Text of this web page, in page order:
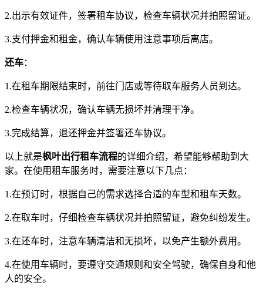
2.出示有效证件，签署租车协议，检查车辆状况并拍照留证。
3.支付押金和租金，确认车辆使用注意事项后离店。
还车：
1.在租车期限结束时，前往门店或等待取车服务人员到达。
2.检查车辆状况，确认车辆无损坏并清理干净。
3.完成结算，退还押金并签署还车协议。
以上就是枫叶出行租车流程的详细介绍，希望能够帮助到大
家。在使用租车服务时，需要注意以下几点：
1.在预订时，根据自己的需求选择合适的车型和租车天数。
2.在取车时，仔细检查车辆状况并拍照留证，避免纠纷发生。
3.在还车时，注意车辆清洁和无损坏，以免产生额外费用。
4.在使用车辆时，要遵守交通规则和安全驾驶，确保自身和他
人的安全。